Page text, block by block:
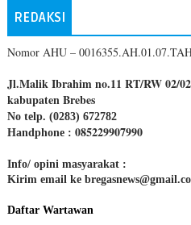
REDAKSI
Nomor AHU –
Jl.Malik Ibrahim no.11 RT/RW 02/
kabupaten Brebes
No telp. (0283) 672782
Handphone : 085229907990
Info/ opini masyarakat :
Kirim email ke
Daftar Wartawan